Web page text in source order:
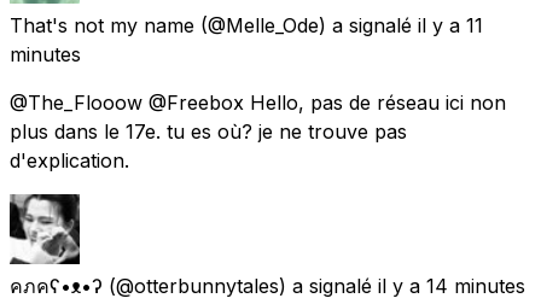
That's not my name (@Melle_Ode) a signalé il y a 11
minutes
@The_Flooow @Freebox Hello, pas de réseau ici non
plus dans le 17e. tu es où? je ne trouve pas
d'explication.
คภคʕ•ᴥ•ʔ (@otterbunnytales) a signalé il y a 14 minutes